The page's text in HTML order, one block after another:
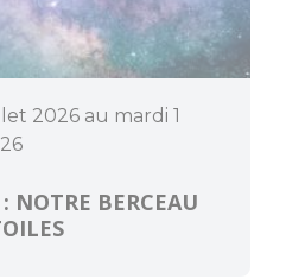
Loisirs
aquatiques
Aires de jeux
2026 au mardi 1
NOTRE BERCEAU